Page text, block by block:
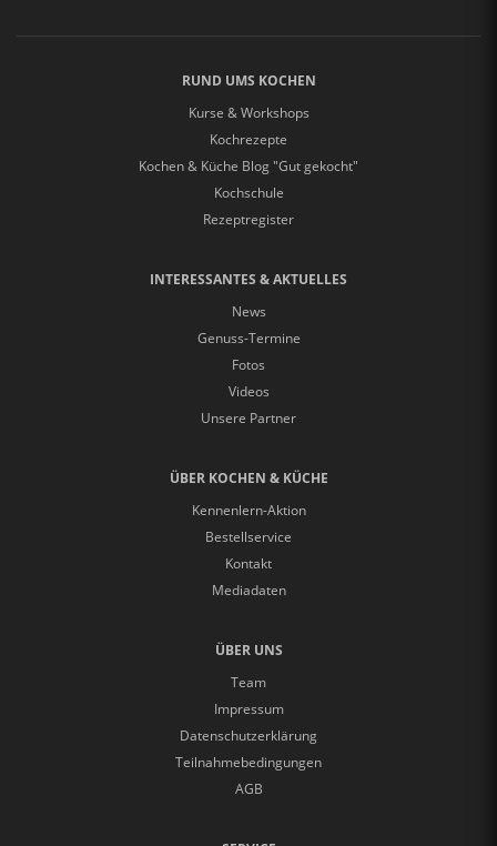
RUND UMS KOCHEN
Kurse & Workshops
Kochrezepte
Kochen & Küche Blog "Gut gekocht"
Kochschule
Rezeptregister
INTERESSANTES & AKTUELLES
News
Genuss-Termine
Fotos
Videos
Unsere Partner
ÜBER KOCHEN & KÜCHE
Kennenlern-Aktion
Bestellservice
Kontakt
Mediadaten
ÜBER UNS
Team
Impressum
Datenschutzerklärung
Teilnahmebedingungen
AGB